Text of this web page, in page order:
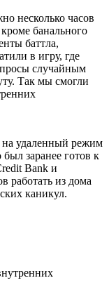
несколько часов
банального
баттла,
в игру, где
случайным
Так мы смогли
удаленный режим
заранее готов к
Bank и
работать из дома
каникул.